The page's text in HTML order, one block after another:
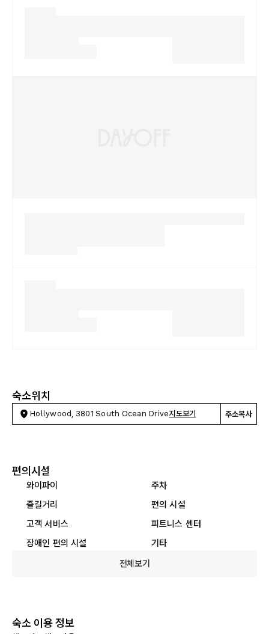
숙소위치
Hollywood, 3801 South Ocean Drive지도보기 주소복사
편의시설
와이파이
주차
즐길거리
편의 시설
고객 서비스
피트니스 센터
장애인 편의 시설
기타
전체보기
숙소 이용 정보